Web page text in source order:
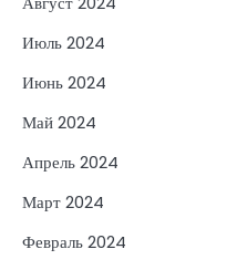
Июль 2024
Июнь 2024
Май 2024
Апрель 2024
Март 2024
Февраль 2024